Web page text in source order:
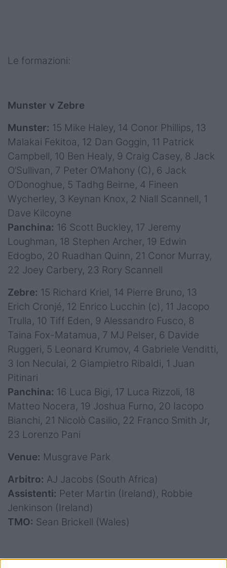
Le formazioni:
Munster v Zebre
Munster: 15 Mike Haley, 14 Conor Phillips, 13
Malakai Fekitoa, 12 Dan Goggin, 11 Patrick
Campbell, 10 Ben Healy, 9 Craig Casey, 8 Jack
O’Sullivan, 7 Peter O’Mahony (C), 6 Jack
O’Donoghue, 5 Tadhg Beirne, 4 Fineen
Wycherley, 3 Keynan Knox, 2 Niall Scannell, 1
Dave Kilcoyne
Panchina: 16 Scott Buckley, 17 Jeremy
Loughman, 18 Stephen Archer, 19 Edwin
Edogbo, 20 Ruadhan Quinn, 21 Conor Murray,
22 Joey Carbery, 23 Rory Scannell
Zebre: 15 Richard Kriel, 14 Pierre Bruno, 13
Erich Cronjé, 12 Enrico Lucchin (c), 11 Jacopo
Trulla, 10 Tiff Eden, 9 Alessandro Fusco, 8
Taina Fox-Matamua, 7 MJ Pelser, 6 Davide
Ruggeri, 5 Leonard Krumov, 4 Gabriele Venditti,
3 Ion Neculai, 2 Giampietro Ribaldi, 1 Juan
Pitinari
Panchina: 16 Luca Bigi, 17 Luca Rizzoli, 18
Matteo Nocera, 19 Joshua Furno, 20 Iacopo
Bianchi, 21 Nicolò Casilio, 22 Franco Smith Jr,
23 Lorenzo Pani
Venue: Musgrave Park
Arbitro: AJ Jacobs (South Africa)
Assistenti: Peter Martin (Ireland), Robbie
Jenkinson (Ireland)
TMO: Sean Brickell (Wales)